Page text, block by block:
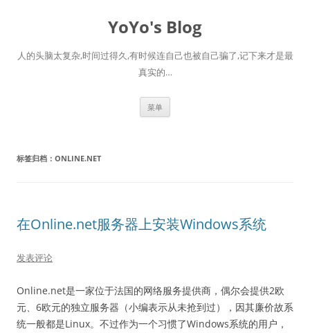
YoYo's Blog
人的头脑太复杂,时间过得久,有时候连自己也被自己骗了,记下来才是最
真实的…
菜单
标签归档： ONLINE.NET
在Online.net服务器上安装Windows系统
发表评论
Online.net是一家位于法国的网络服务提供商，偶尔会提供2欧
元、6欧元的独立服务器（小编表示从未抢到过），因其廉价故系
统一般都是Linux。不过作为一个习惯了Windows系统的用户，